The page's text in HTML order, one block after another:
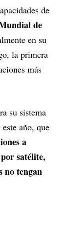
de
de
en su
la primera
más
su sistema
año, que
a
satélite,
no tengan